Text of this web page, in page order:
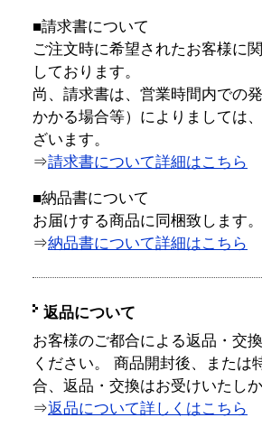
■請求書について
ご注文時に希望されたお客様に
しております。
尚、請求書は、営業時間内での
かかる場合等）によりましては
ざいます。
⇒請求書について詳細はこちら
■納品書について
お届けする商品に同梱致します。
⇒納品書について詳細はこちら
返品について
お客様のご都合による返品・交
ください。 商品開封後、または
合、返品・交換はお受けいたし
⇒返品について詳しくはこちら